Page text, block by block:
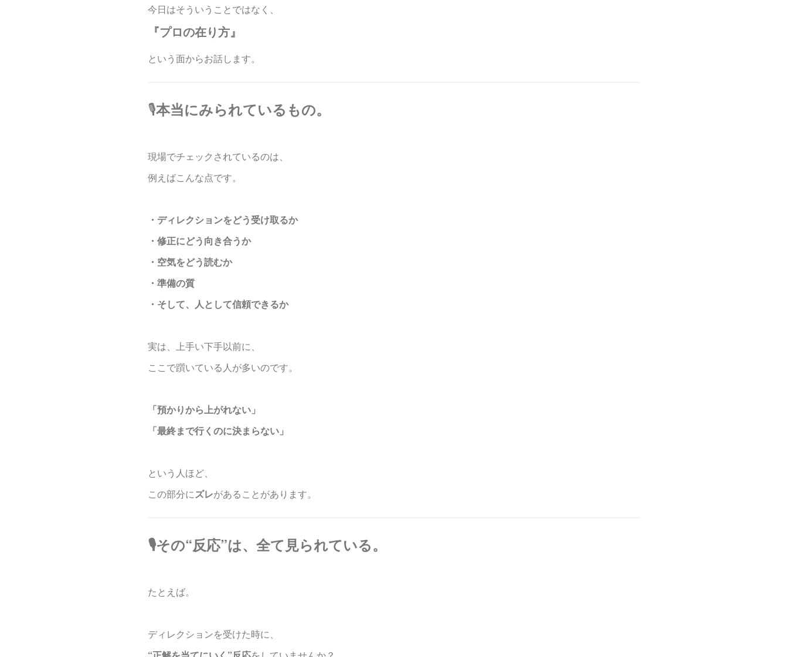
今日はそういうことではなく、
『プロの在り方』
という面からお話します。
🎙️本当にみられているもの。
現場でチェックされているのは、
例えばこんな点です。
・ディレクションをどう受け取るか
・修正にどう向き合うか
・空気をどう読むか
・準備の質
・そして、人として信頼できるか
実は、上手い下手以前に、
ここで躓いている人が多いのです。
「預かりから上がれない」
「最終まで行くのに決まらない」
という人ほど、
この部分にズレがあることがあります。
🎙️その“反応”は、全て見られている。
たとえば。
ディレクションを受けた時に、